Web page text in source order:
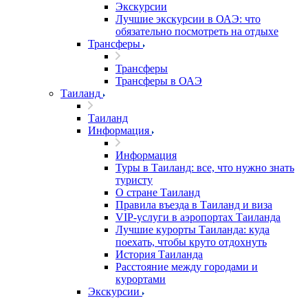
Экскурсии
Лучшие экскурсии в ОАЭ: что
обязательно посмотреть на отдыхе
Трансферы
Трансферы
Трансферы в ОАЭ
Таиланд
Таиланд
Информация
Информация
Туры в Таиланд: все, что нужно знать
туристу
О стране Таиланд
Правила въезда в Таиланд и виза
VIP-услуги в аэропортах Таиланда
Лучшие курорты Таиланда: куда
поехать, чтобы круто отдохнуть
История Таиланда
Расстояние между городами и
курортами
Экскурсии